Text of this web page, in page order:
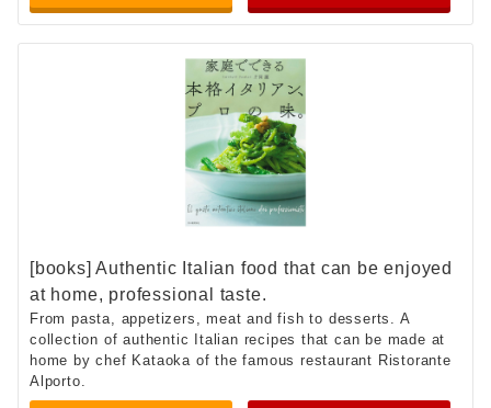
[books] Authentic Italian food that can be enjoyed
at home, professional taste.
From pasta, appetizers, meat and fish to desserts. A
collection of authentic Italian recipes that can be made at
home by chef Kataoka of the famous restaurant Ristorante
Alporto.